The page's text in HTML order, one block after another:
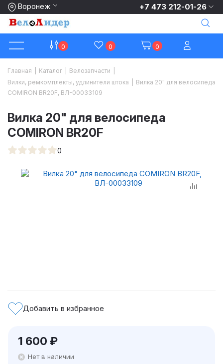
Воронеж +7 473 212-01-26
0 0 0
Главная Каталог Велозапчасти
Вилки, ремкомплекты, удлинители штока
Вилка 20" для велосипеда
COMIRON BR20F, ВЛ-00033109
Вилка 20" для велосипеда
COMIRON BR20F
0
Добавить в избранное
1 600 ₽
Нет в наличии